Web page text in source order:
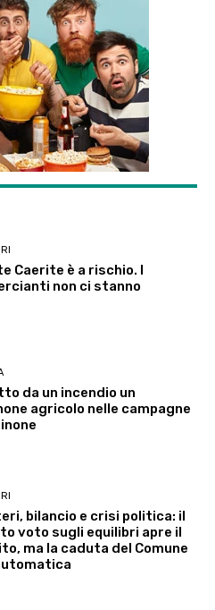
Caerite è a rischio. I
non ci stanno
da un incendio un
agricolo nelle campagne
bilancio e crisi politica: il
voto sugli equilibri apre il
ma la caduta del Comune